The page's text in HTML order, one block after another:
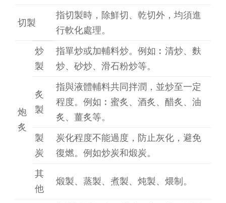
切製
指切製時，除鮮切、乾切外，均須進
行軟化處理。
炮
炙
炒
製
指單炒或加輔料炒。例如︰清炒、麩
炒、砂炒、滑石粉炒等。
炙
製
指與液體輔料共同拌潤，並炒至一定
程度。例如︰蜜炙、酒炙、醋炙、油
炙、薑炙等。
製
炭
炭化程度不能過度，防止灰化，避免
復燃。例如炒炭和煅炭。
其
他
煅製、蒸製、煮製、炖製、煨制。